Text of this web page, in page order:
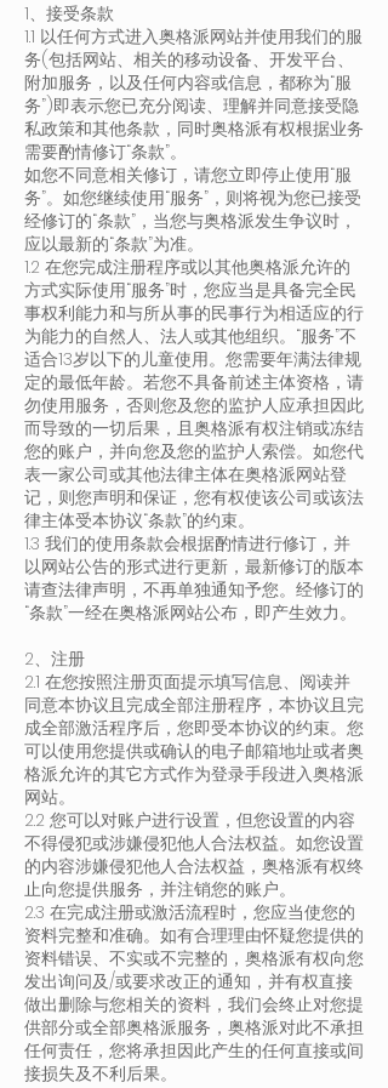
1、接受条款
1.1 以任何方式进入奥格派网站并使用我们的服
务(包括网站、相关的移动设备、开发平台、
附加服务，以及任何内容或信息，都称为“服
务”)即表示您已充分阅读、理解并同意接受隐
私政策和其他条款，同时奥格派有权根据业务
需要酌情修订“条款”。
如您不同意相关修订，请您立即停止使用“服
务”。如您继续使用“服务”，则将视为您已接受
经修订的“条款”，当您与奥格派发生争议时，
应以最新的“条款”为准。
1.2 在您完成注册程序或以其他奥格派允许的
方式实际使用“服务”时，您应当是具备完全民
事权利能力和与所从事的民事行为相适应的行
为能力的自然人、法人或其他组织。“服务”不
适合13岁以下的儿童使用。您需要年满法律规
定的最低年龄。若您不具备前述主体资格，请
勿使用服务，否则您及您的监护人应承担因此
而导致的一切后果，且奥格派有权注销或冻结
您的账户，并向您及您的监护人索偿。如您代
表一家公司或其他法律主体在奥格派网站登
记，则您声明和保证，您有权使该公司或该法
律主体受本协议“条款”的约束。
1.3 我们的使用条款会根据酌情进行修订，并
以网站公告的形式进行更新，最新修订的版本
请查法律声明，不再单独通知予您。经修订的
“条款”一经在奥格派网站公布，即产生效力。
2、注册
2.1 在您按照注册页面提示填写信息、阅读并
同意本协议且完成全部注册程序，本协议且完
成全部激活程序后，您即受本协议的约束。您
可以使用您提供或确认的电子邮箱地址或者奥
格派允许的其它方式作为登录手段进入奥格派
网站。
2.2 您可以对账户进行设置，但您设置的内容
不得侵犯或涉嫌侵犯他人合法权益。如您设置
的内容涉嫌侵犯他人合法权益，奥格派有权终
止向您提供服务，并注销您的账户。
2.3 在完成注册或激活流程时，您应当使您的
资料完整和准确。如有合理理由怀疑您提供的
资料错误、不实或不完整的，奥格派有权向您
发出询问及/或要求改正的通知，并有权直接
做出删除与您相关的资料，我们会终止对您提
供部分或全部奥格派服务，奥格派对此不承担
任何责任，您将承担因此产生的任何直接或间
接损失及不利后果。